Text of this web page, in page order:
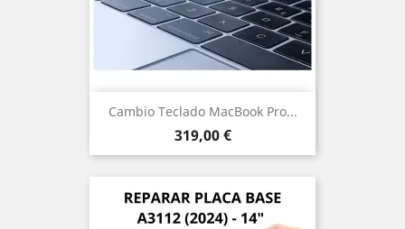
Cambio Teclado MacBook Pro...
Precio
319,00 €